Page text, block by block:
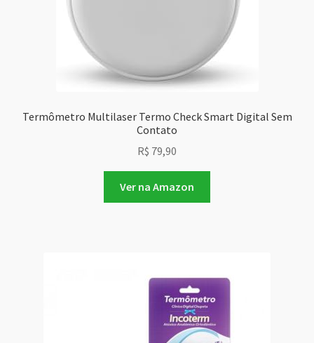
Termômetro Multilaser Termo Check Smart Digital Sem
Contato
R$ 79,90
Ver na Amazon